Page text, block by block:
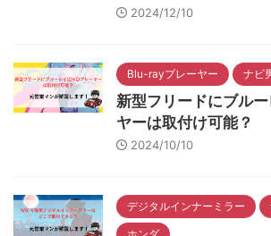
2024/12/10
Blu-rayプレーヤー ナビ
新型フリードにブル
ヤーは取付け可能？
2024/10/10
デジタルインナーミラー